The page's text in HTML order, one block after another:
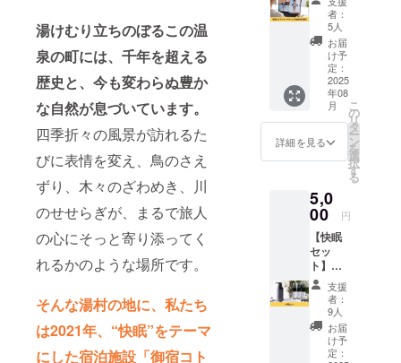
湯けむり立ちのぼるこの温
泉の町には、千年を超える
歴史と、今も変わらぬ豊か
な自然が息づいています。
四季折々の風景が訪れるた
びに表情を変え、鳥のさえ
ずり、木々のざわめき、川
のせせらぎが、まるで旅人
の心にそっと寄り添ってく
れるかのような場所です。
そんな湯村の地に、私たち
は2021年、“快眠”をテーマ
にした宿泊施設「御宿コト
添った、き
め細やかで
温もりのあ
るおもてな
しを日々大
切にしてお
ります。 私
たちの宿に
変わりの
宿」という
想いを込め
たタグライ
ンがあり、
象徴である
『繭』のロ
ゴには、繭
の中で蛹が
ング会
議参加
権利】
毎月1回
オンラ
インで
開催し
ている
御宿コ
トブキ
のオン
ティン
グ会議
に1回参
加でき
る権利
です。
会議は
Zoomで
1時間実
施しま
す。 毎
月1回
者：
5人
お届
け予
定：
2025
年08
月
詳細を見る
こ
の
リ
タ
ー
ン
を
選
択
す
る
5,0
00 円
【快眠
セッ
ト】
AROM
A
SHAMP
OO（ア
ロマ
シャン
支援
者：
9人
お届
け予
定：